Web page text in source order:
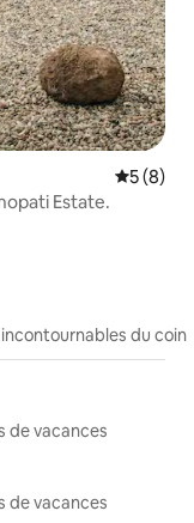
Note
5 (8)
Estate.
du coin
de vacances
de vacances